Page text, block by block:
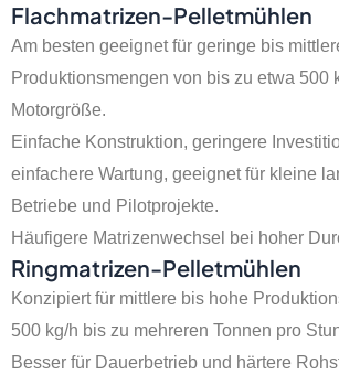
Flachmatrizen-Pelletmühlen
Am besten geeignet für geringe bis
Produktionsmengen von bis zu etwa 500
Motorgröße.
Einfache Konstruktion, geringere
einfachere Wartung, geeignet für kleine
Betriebe und Pilotprojekte.
Häufigere Matrizenwechsel bei hoher
Ringmatrizen-Pelletmühlen
Konzipiert für mittlere bis hohe
500 kg/h bis zu mehreren Tonnen pro
Besser für Dauerbetrieb und härtere